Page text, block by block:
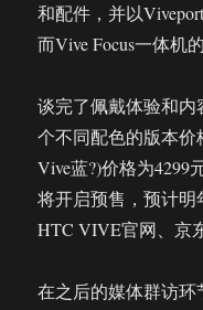
和配件，并以
而Vive Focus一体机
谈完了佩戴体验和
个不同配色的版本
Vive蓝?)价格为4299
将开启预售，预计
HTC VIVE官网、京
在之后的媒体群访